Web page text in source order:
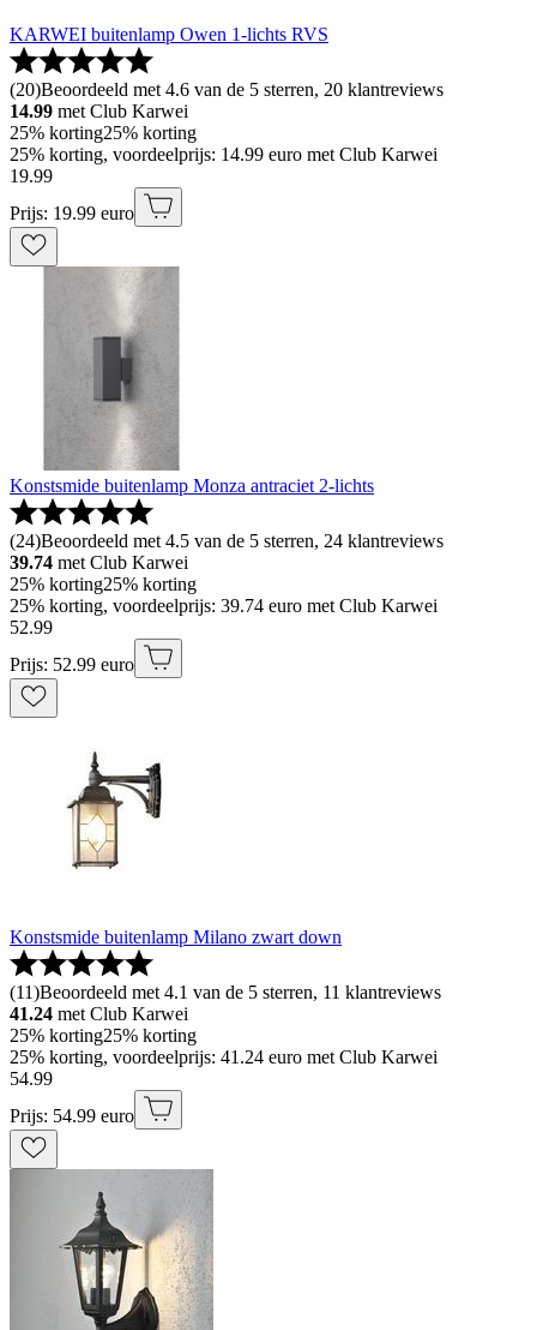
KARWEI buitenlamp Owen 1-lichts RVS
(20)Beoordeeld met 4.6 van de 5 sterren, 20 klantreviews
14.99 met Club Karwei
25% korting25% korting
25% korting, voordeelprijs: 14.99 euro met Club Karwei
19.99
Prijs: 19.99 euro
Konstsmide buitenlamp Monza antraciet 2-lichts
(24)Beoordeeld met 4.5 van de 5 sterren, 24 klantreviews
39.74 met Club Karwei
25% korting25% korting
25% korting, voordeelprijs: 39.74 euro met Club Karwei
52.99
Prijs: 52.99 euro
Konstsmide buitenlamp Milano zwart down
(11)Beoordeeld met 4.1 van de 5 sterren, 11 klantreviews
41.24 met Club Karwei
25% korting25% korting
25% korting, voordeelprijs: 41.24 euro met Club Karwei
54.99
Prijs: 54.99 euro